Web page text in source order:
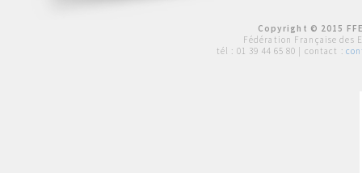
Copyright © 2015
Fédération Française des
tél : 01 39 44 65 80 | contact :